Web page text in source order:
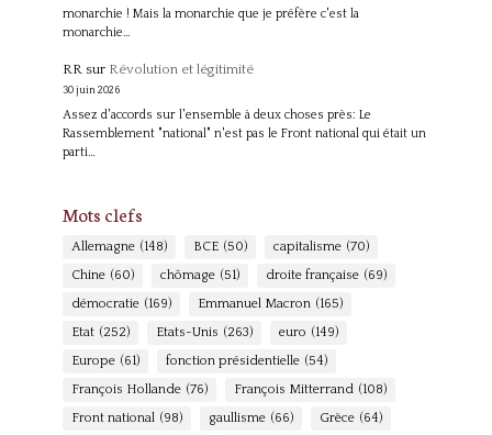
monarchie ! Mais la monarchie que je préfère c'est la
monarchie…
RRsur Révolution et légitimité
30 juin 2026
Assez d'accords sur l'ensemble à deux choses près: Le
Rassemblement "national" n'est pas le Front national qui était un
parti…
Mots clefs
Allemagne (148) BCE (50) capitalisme (70)
Chine (60) chômage (51) droite française (69)
démocratie (169) Emmanuel Macron (165)
Etat (252) Etats-Unis (263) euro (149)
Europe (61) fonction présidentielle (54)
François Hollande (76) François Mitterrand (108)
Front national (98) gaullisme (66) Grèce (64)